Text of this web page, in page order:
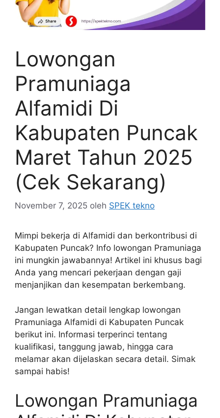
Lowongan
Pramuniaga
Alfamidi Di
Kabupaten Puncak
Maret Tahun 2025
(Cek Sekarang)
November 7, 2025 oleh SPEK tekno
Mimpi bekerja di Alfamidi dan berkontribusi di
Kabupaten Puncak? Info lowongan Pramuniaga
ini mungkin jawabannya! Artikel ini khusus bagi
Anda yang mencari pekerjaan dengan gaji
menjanjikan dan kesempatan berkembang.
Jangan lewatkan detail lengkap lowongan
Pramuniaga Alfamidi di Kabupaten Puncak
berikut ini. Informasi terperinci tentang
kualifikasi, tanggung jawab, hingga cara
melamar akan dijelaskan secara detail. Simak
sampai habis!
Lowongan Pramuniaga